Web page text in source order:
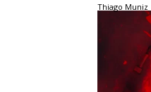
Thiago Muniz